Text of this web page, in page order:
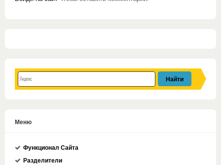
Меню
Функционал Сайта
Разделители